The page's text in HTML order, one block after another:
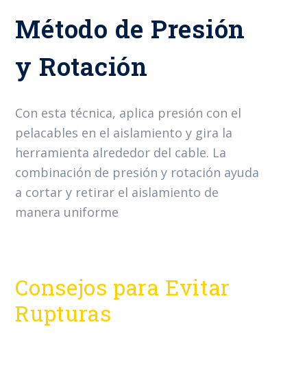
Método de Presión
y Rotación
Con esta técnica, aplica presión con el
pelacables en el aislamiento y gira la
herramienta alrededor del cable. La
combinación de presión y rotación ayuda
a cortar y retirar el aislamiento de
manera uniforme
Consejos para Evitar
Rupturas